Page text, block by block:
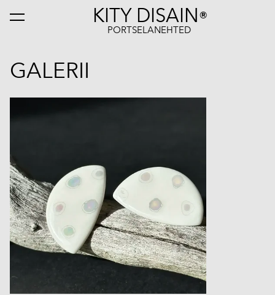
KITY DISAIN®
PORTSELANEHTED
lisati ostukorvi. Vaata ostukorvi
GALERII